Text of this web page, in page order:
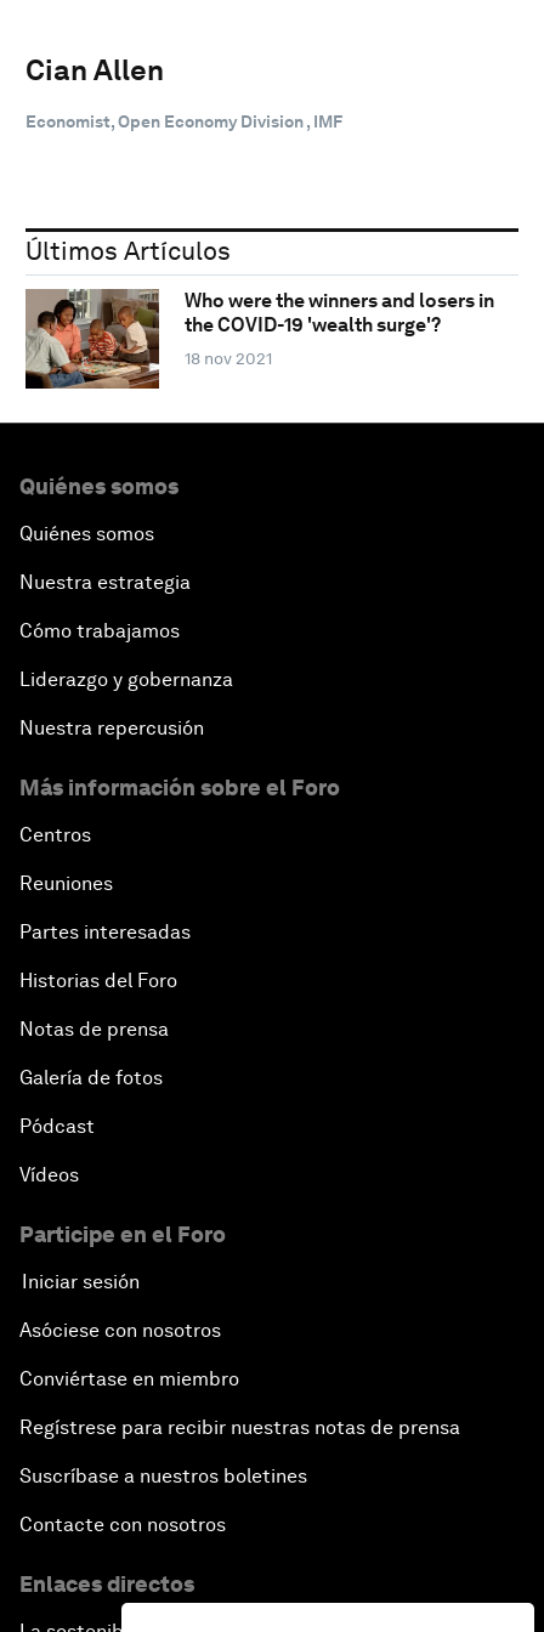
Cian Allen
Economist, Open Economy Division , IMF
Últimos Artículos
Who were the winners and losers in
the COVID-19 'wealth surge'?
18 nov 2021
Quiénes somos
Quiénes somos
Nuestra estrategia
Cómo trabajamos
Liderazgo y gobernanza
Nuestra repercusión
Más información sobre el Foro
Centros
Reuniones
Partes interesadas
Historias del Foro
Notas de prensa
Galería de fotos
Pódcast
Vídeos
Participe en el Foro
Iniciar sesión
Asóciese con nosotros
Conviértase en miembro
Regístrese para recibir nuestras notas de prensa
Suscríbase a nuestros boletines
Contacte con nosotros
Enlaces directos